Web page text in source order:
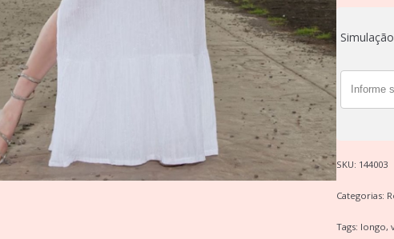
SKU: 144003
Categorias:
Tags: longo,